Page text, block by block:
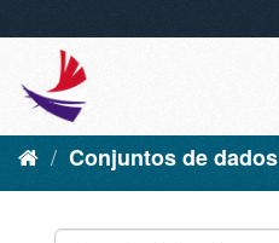
Conjuntos de dados